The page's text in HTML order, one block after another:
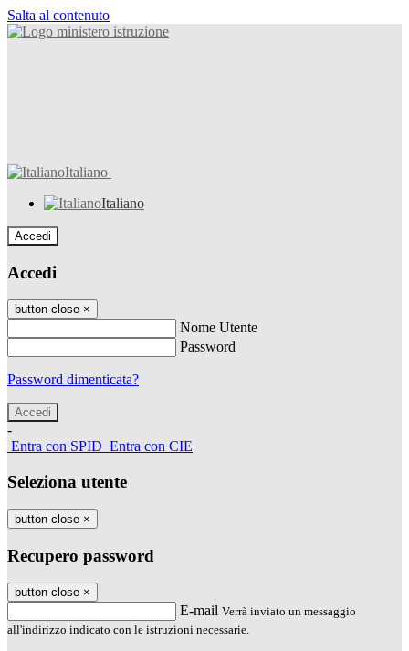
Salta al contenuto
Italiano
Italiano
Accedi
Accedi
button close ×
Nome Utente
Password
Password dimenticata?
-
Entra con SPID Entra con CIE
Seleziona utente
button close ×
Recupero password
button close ×
E-mail Verrà inviato un messaggio
all'indirizzo indicato con le istruzioni necessarie.